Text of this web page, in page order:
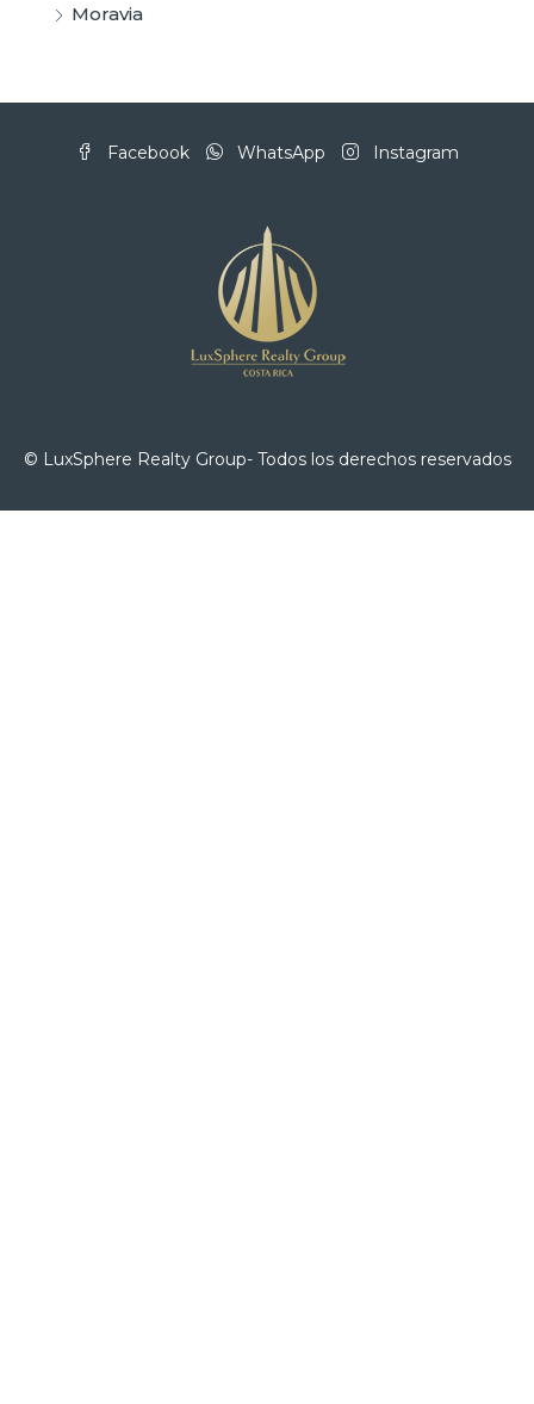
Moravia
Facebook WhatsApp Instagram
© LuxSphere Realty Group- Todos los derechos reservados